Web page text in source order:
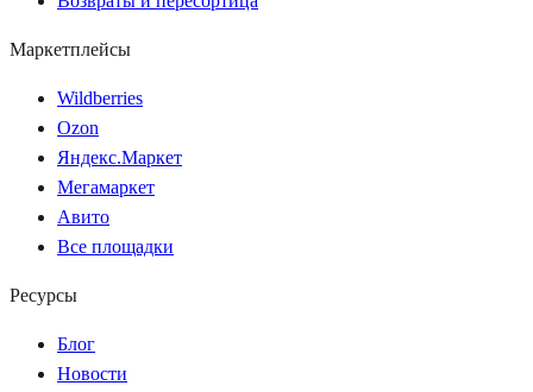
Маркетплейсы
Wildberries
Ozon
Яндекс.Маркет
Мегамаркет
Авито
Все площадки
Ресурсы
Блог
Новости